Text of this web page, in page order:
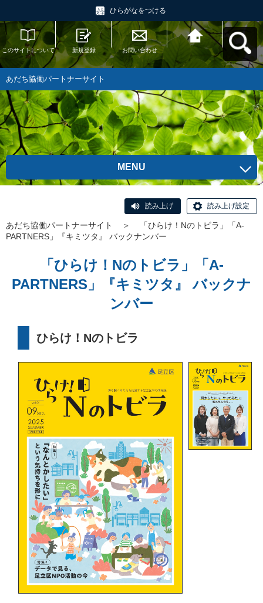
ひらがなをつける
このサイトについて 新規登録 お問い合わせ
あだち協働パートナ
ーサイトへ戻る
あだち協働パートナーサイト
MENU
読み上げ 読み上げ設定
あだち協働パートナーサイト ＞
「ひらけ！Nのトビラ」「A-
PARTNERS」『キミツタ』 バックナンバー
「ひらけ！Nのトビラ」「A-
PARTNERS」『キミツタ』 バックナ
ンバー
ひらけ！Nのトビラ